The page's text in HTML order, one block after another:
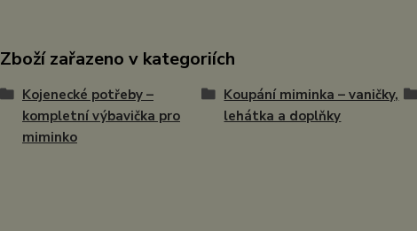
Zboží zařazeno v kategoriích
Kojenecké potřeby –
kompletní výbavička pro
miminko
Koupání miminka – vaničky,
lehátka a doplňky